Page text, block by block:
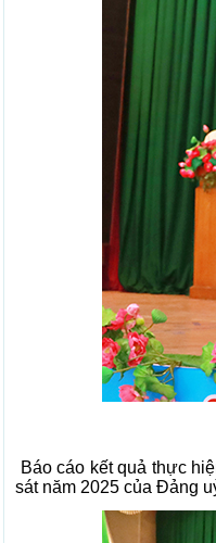
Báo cáo kết quả thực
sát năm 2025 của Đảng